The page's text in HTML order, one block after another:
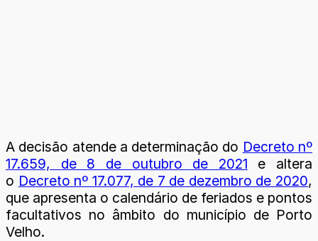
A decisão atende a determinação do Decreto nº
17.659, de 8 de outubro de 2021 e altera
o Decreto nº 17.077, de 7 de dezembro de 2020,
que apresenta o calendário de feriados e pontos
facultativos no âmbito do município de Porto
Velho.